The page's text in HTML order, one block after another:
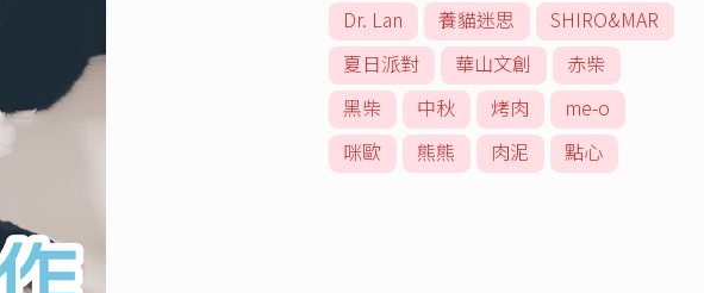
Dr. Lan
養貓迷思
SHIRO&MAR
夏日派對
華山文創
赤柴
黑柴
中秋 烤肉
me-o
咪歐
熊熊 肉泥 點心